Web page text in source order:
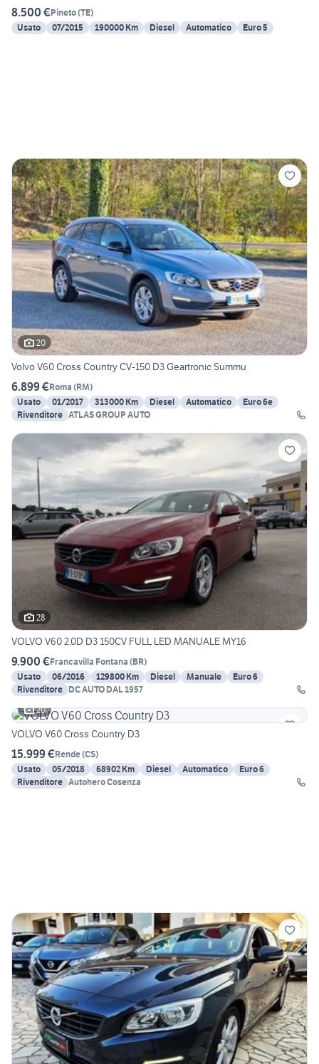
8.500 €Pineto(TE)
Usato
07/2015 190000 Km Diesel Automatico Euro 5
20
Volvo V60 Cross Country CV-150 D3 Geartronic Summu
6.899 €Roma (RM)
Usato
01/2017 313000 Km Diesel Automatico
Euro 6e
Rivenditore ATLAS GROUP AUTO
28
VOLVO V60 2.0D D3 150CV FULL LED MANUALE MY16
9.900 €Francavilla Fontana (BR)
Usato
06/2016 129800 Km Diesel Manuale
Euro 6
Rivenditore DC AUTO DAL 1957
20
VOLVO V60 Cross Country D3
15.999 €Rende(CS)
Usato
05/2018 68902 Km Diesel Automatico
Euro 6
Rivenditore Autohero Cosenza